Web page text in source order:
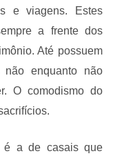
e viagens. Estes
a frente dos
Até possuem
enquanto não
O comodismo do
é a de casais que